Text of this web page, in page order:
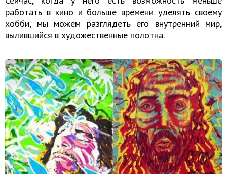
работать в кино и больше времени уделять своему
хобби, мы можем разглядеть его внутренний мир,
вылившийся в художественные полотна.